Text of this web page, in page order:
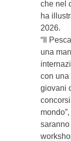
che nel
ha
2026.
“Il
una
con una
giovani